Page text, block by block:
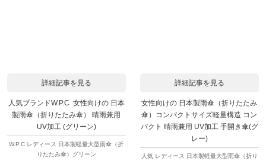
詳細記事を見る
人気ブランドW.P.C 女性向けの 日本
製雨傘（折りたたみ傘） 晴雨兼用
UV加工 (グリーン)
W.P.C レディース 日本製軽量大型雨傘（折
りたたみ傘）グリーン
詳細記事を見る
女性向けの 日本製雨傘（折りたたみ
傘）コンパクトサイズ軽量構造 コン
パクト 晴雨兼用 UV加工 手開き傘(グ
レー)
人気 レディース 日本製軽量大型雨傘（折り